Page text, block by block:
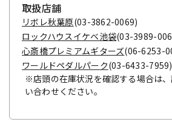
取扱店舗
リボレ秋葉原(03-3862-0069)
ロックハウスイケベ池袋(03-3989-
心斎橋プレミアムギターズ(06-6253-
ワールドペダルパーク(03-6433-7959)
※店頭の在庫状況を確認する場合は
い合わせください。